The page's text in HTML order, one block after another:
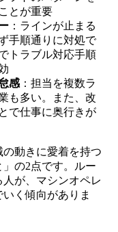
とが重要
：ラインが止まる
手順通りに対処で
トラブル対応手順
感：担当を複数ラ
も多い。また、改
で仕事に奥行きが
動きに愛着を持つ
の2点です。ルー
が、マシンオペレ
く傾向がありま